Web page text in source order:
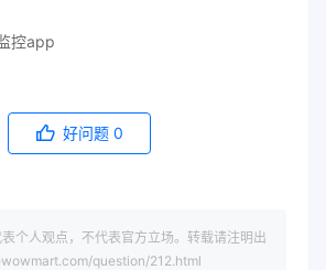
控app
好问题 0
个人观点，不代表官方立场。转载请注明出
question/212.html